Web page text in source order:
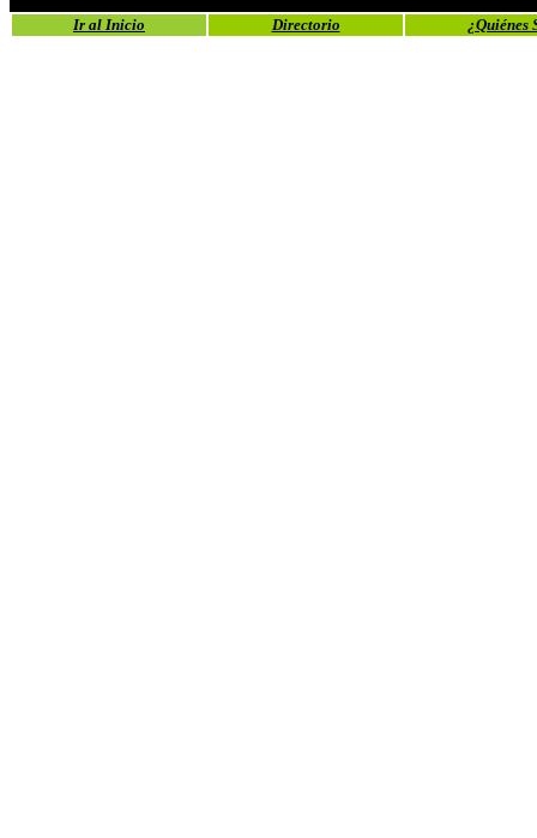
Ir al Inicio Directorio ¿Quiénes